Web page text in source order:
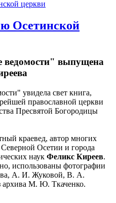
Осетинской
ведомости" выпущена
увидела свет книга,
православной церкви
Пресвятой Богородицы
краевед, автор многих
Осетии и города
наук Феликс Киреев.
использованы фотографии
А. И. Жуковой, В. А.
М. Ю. Ткаченко.